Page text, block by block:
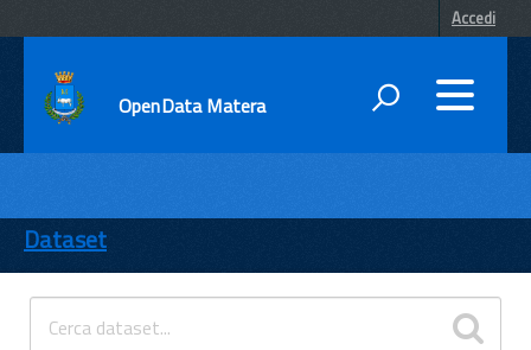
Accedi
OpenData Matera
ENTI
TEMI
INFORMAZIONI
Dataset